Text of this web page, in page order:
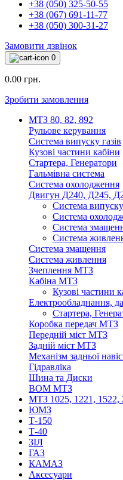
+38 (050) 325-50-55
+38 (067) 691-11-77
+38 (050) 300-31-27
Замовити дзвінок
0
0.00 грн.
Зробити замовлення
МТЗ 80, 82, 892
Рульове керування
Система випуску газів
Кузові частини кабіни
Стартера, Генератори
Гальмівна система
Система охолодження
Двигун Д240, Д245,
Система випуску
Система
Система
Система
Система змащення
Система живлення
Зчеплення МТЗ
Кабіна МТЗ
Кузові частини
Електрообладнання,
Стартера,
Коробка передач МТЗ
Передній міст МТЗ
Задній міст МТЗ
Механізм задньої
Гідравліка
Шина та Диски
ВОМ МТЗ
МТЗ 1025, 1221, 1522,
ЮМЗ
Т-150
Т-40
ЗІЛ
ГАЗ
КАМАЗ
Аксесуари